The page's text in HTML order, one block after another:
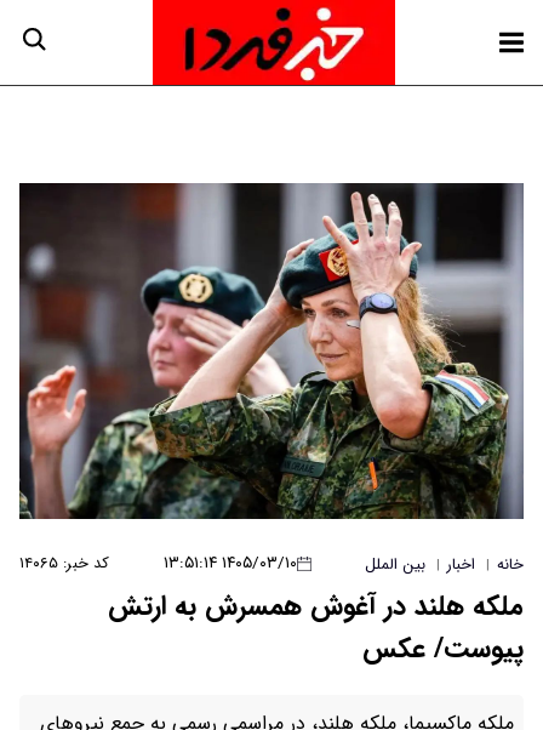
خانه | اخبار | بین الملل ۱۴۰۵/۰۳/۱۰ ۱۳:۵۱:۱۴ کد خبر: ۱۴۰۶۵
ملکه هلند در آغوش همسرش به ارتش
پیوست/ عکس
ملکه ماکسیما، ملکه هلند، در مراسمی رسمی به جمع نیروهای